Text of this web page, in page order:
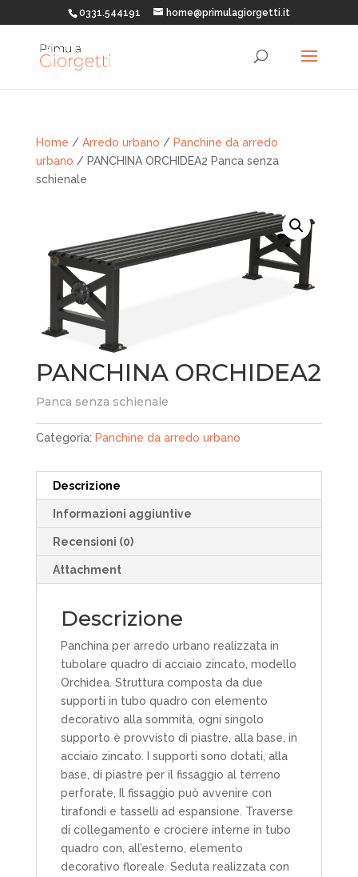
0331.544191 home@primulagiorgetti.it
Home / Arredo urbano / Panchine da arredo
urbano / PANCHINA ORCHIDEA2 Panca senza
schienale
PANCHINA ORCHIDEA2
Panca senza schienale
Categoria: Panchine da arredo urbano
Descrizione
Informazioni aggiuntive
Recensioni (0)
Attachment
Descrizione
Panchina per arredo urbano realizzata in
tubolare quadro di acciaio zincato, modello
Orchidea. Struttura composta da due
supporti in tubo quadro con elemento
decorativo alla sommità, ogni singolo
supporto è provvisto di piastre, alla base, in
acciaio zincato. I supporti sono dotati, alla
base, di piastre per il fissaggio al terreno
perforate, Il fissaggio può avvenire con
tirafondi e tasselli ad espansione. Traverse
di collegamento e crociere interne in tubo
quadro con, all’esterno, elemento
decorativo floreale. Seduta realizzata con